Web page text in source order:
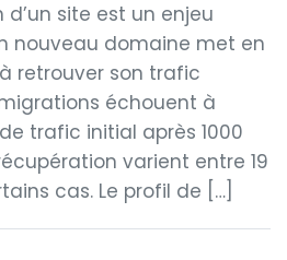
d’un site est un enjeu
nouveau domaine met en
retrouver son trafic
échouent à
trafic initial après 1000
varient entre 19
cas. Le profil de […]